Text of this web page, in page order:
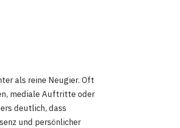
als reine Neugier. Oft
mediale Auftritte oder
deutlich, dass
und persönlicher